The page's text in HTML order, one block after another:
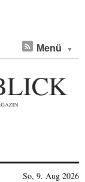
Menü
So, 9. Aug 2026